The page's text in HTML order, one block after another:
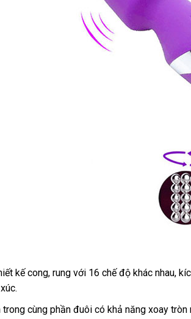
kế congmới
, rung shopee
với 16 chế độ khác nhauMỹ
,
cùng phần đuôi có khả năng xoay tròn